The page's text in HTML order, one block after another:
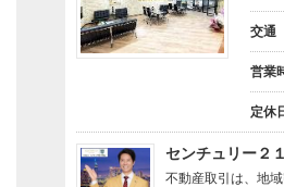
交通
営業
定休
センチュリー２
不動産取引は、地